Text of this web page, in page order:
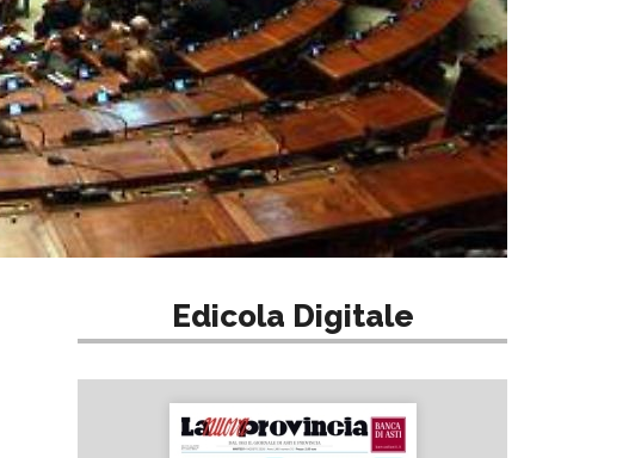
Edicola Digitale